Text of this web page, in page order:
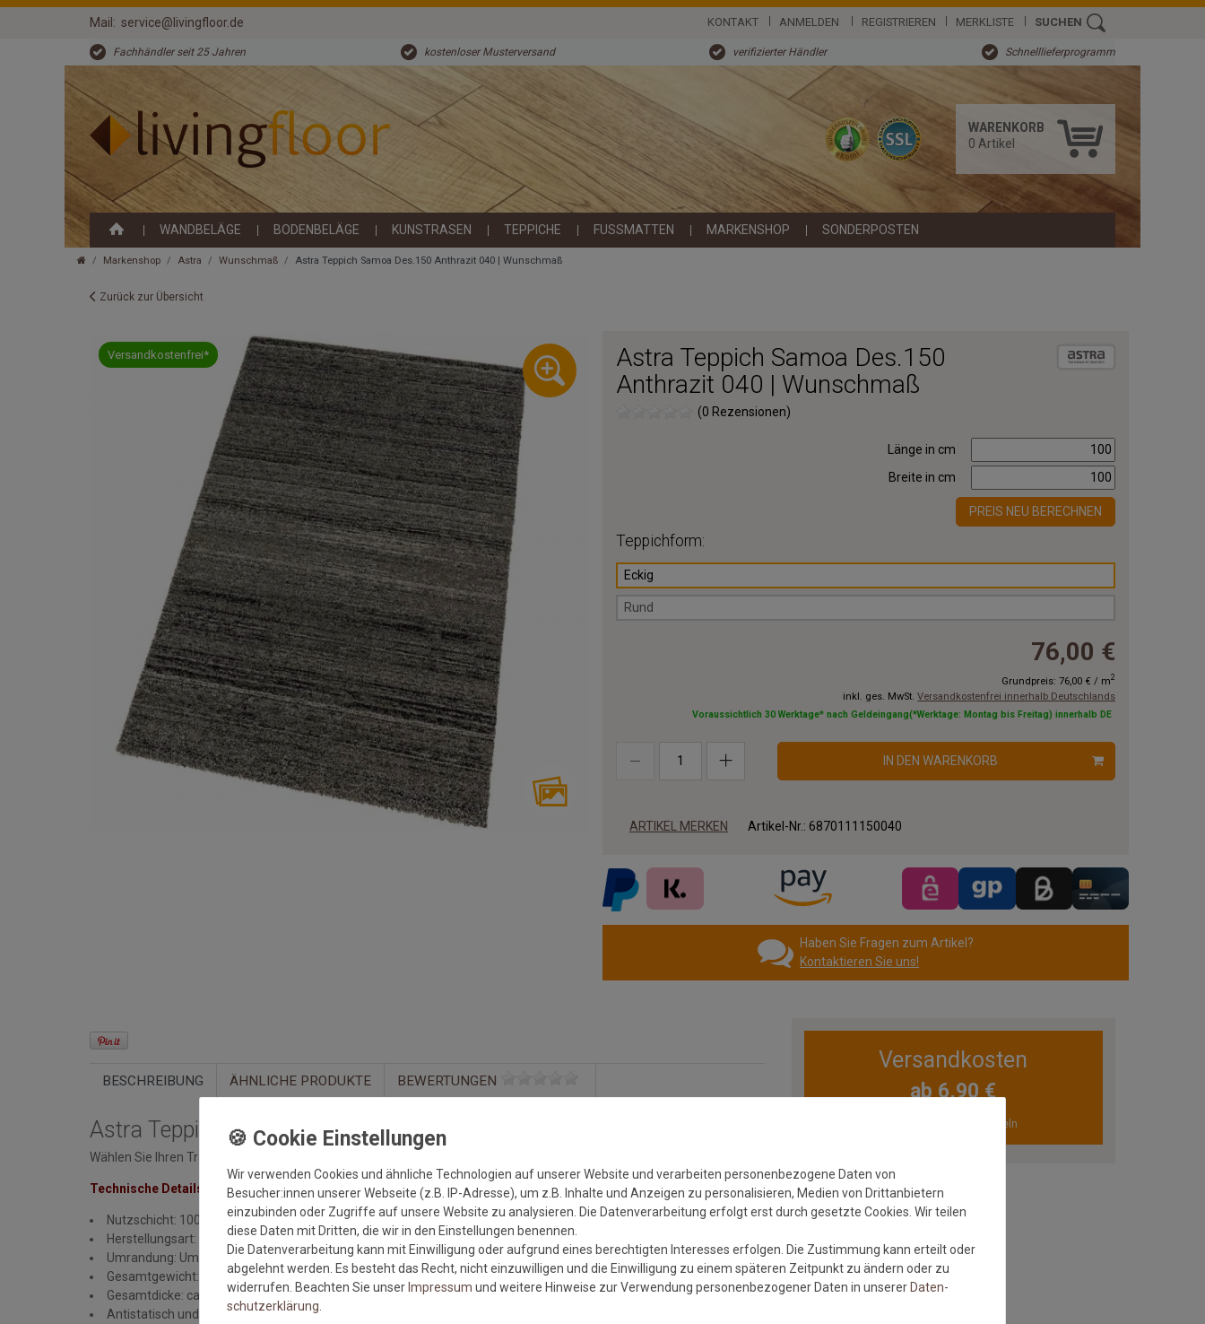
Mail: service@livingfloor.de KONTAKT ANMELDEN REGISTRIEREN MERKLISTE SUCHEN
Fachhändler seit 25 Jahren kostenloser Musterversand verifizierter Händler Schnelllieferprogramm
WARENKORB
0 Artikel
WANDBELÄGE BODENBELÄGE KUNSTRASEN TEPPICHE FUSSMATTEN MARKENSHOP SONDERPOSTEN
Markenshop Astra Wunschmaß Astra Teppich Samoa Des.150 Anthrazit 040 | Wunschmaß
Zurück zur Übersicht
Versandkostenfrei*
Astra Teppich Samoa Des.150
Anthrazit 040 | Wunschmaß
(0 Rezensionen)
Länge in cm
Breite in cm
PREIS NEU BERECHNEN
Teppichform:
Eckig
Rund
76,00 €
Grundpreis: 76,00 € / m2
inkl. ges. MwSt. Versandkostenfrei innerhalb Deutschlands
Voraussichtlich 30 Werktage* nach Geldeingang(*Werktage: Montag bis Freitag) innerhalb DE
IN DEN WARENKORB
ARTIKEL MERKEN Artikel-Nr.: 6870111150040
Haben Sie Fragen zum Artikel?
Kontaktieren Sie uns!
BESCHREIBUNG ÄHNLICHE PRODUKTE BEWERTUNGEN
Astra Teppich Samoa Des.150 Anthrazit 040 | Wunschmaß
Wählen Sie Ihren Traumteppich im Wunschmaß bis zu einer maximalen Breite von 4 m und maximalen Länge von 10 m.
Technische Details:
Nutzschicht: 100% Polypropylen
Herstellungsart: maschinell gewebt
Umrandung: Umkettelung
Gesamtgewicht: 3.300 gr/qm
Gesamtdicke: ca. 20 mm
Antistatisch und Pflegeleicht (Staubsauger mit Flachdüse)
Versandkosten
ab 6,90 €
innerhalb DE, außer Inseln
Wir verwenden Cookies und ähnliche Technologien auf unserer Website und verarbeiten personenbezogene Daten von
Besucher:innen unserer Webseite (z.B. IP-Adresse), um z.B. Inhalte und Anzeigen zu personalisieren, Medien von Drittanbietern
einzubinden oder Zugriffe auf unsere Website zu analysieren. Die Datenverarbeitung erfolgt erst durch gesetzte Cookies. Wir teilen
diese Daten mit Dritten, die wir in den Einstellungen benennen.
Die Datenverarbeitung kann mit Einwilligung oder aufgrund eines berechtigten Interesses erfolgen. Die Zustimmung kann erteilt oder
abgelehnt werden. Es besteht das Recht, nicht einzuwilligen und die Einwilligung zu einem späteren Zeitpunkt zu ändern oder zu
widerrufen. Beachten Sie unserImpressum und weitere Hinweise zur Verwendung personenbezogener Daten in unsererDaten­
schutz­erklärung